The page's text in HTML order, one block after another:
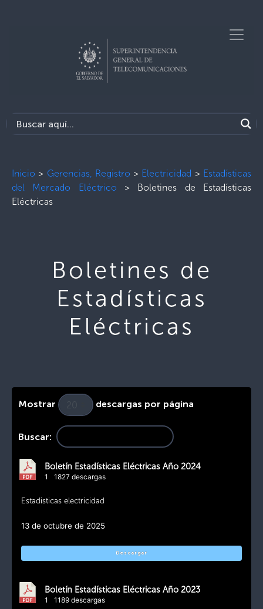
Inicio > Gerencias, Registro > Electricidad > Estadísticas
del Mercado Eléctrico > Boletines de Estadísticas
Eléctricas
Boletines de
Estadísticas
Eléctricas
Mostrar descargas por página
Buscar:
Boletín Estadísticas Eléctricas Año 2024
1 1827 descargas
Estadisticas electricidad
13 de octubre de 2025
Descargar
Boletín Estadísticas Eléctricas Año 2023
1 1189 descargas